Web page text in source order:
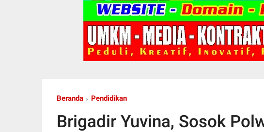
Beranda Pendidikan
Brigadir Yuvina, Sosok